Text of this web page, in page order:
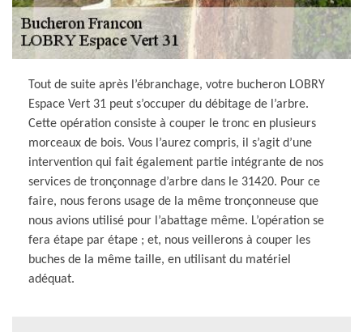
Tout de suite après l’ébranchage, votre bucheron LOBRY
Espace Vert 31 peut s’occuper du débitage de l’arbre.
Cette opération consiste à couper le tronc en plusieurs
morceaux de bois. Vous l’aurez compris, il s’agit d’une
intervention qui fait également partie intégrante de nos
services de tronçonnage d’arbre dans le 31420. Pour ce
faire, nous ferons usage de la même tronçonneuse que
nous avions utilisé pour l’abattage même. L’opération se
fera étape par étape ; et, nous veillerons à couper les
buches de la même taille, en utilisant du matériel
adéquat.